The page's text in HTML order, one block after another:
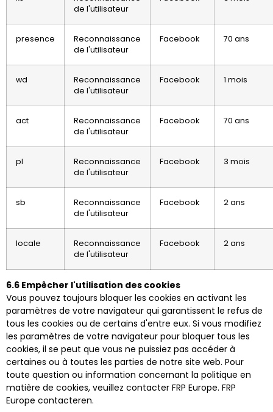
de l'utilisateur
presence
Reconnaissance
de l'utilisateur
Facebook 70 ans
wd
Reconnaissance
de l'utilisateur
Facebook 1 mois
act
Reconnaissance
de l'utilisateur
Facebook 70 ans
pl
Reconnaissance
de l'utilisateur
Facebook 3 mois
sb
Reconnaissance
de l'utilisateur
Facebook 2 ans
locale
Reconnaissance
de l'utilisateur
Facebook 2 ans
6.6 Empêcher l'utilisation des cookies
Vous pouvez toujours bloquer les cookies en activant les
paramètres de votre navigateur qui garantissent le refus de
tous les cookies ou de certains d'entre eux. Si vous modifiez
les paramètres de votre navigateur pour bloquer tous les
cookies, il se peut que vous ne puissiez pas accéder à
certaines ou à toutes les parties de notre site web. Pour
toute question ou information concernant la politique en
matière de cookies, veuillez contacter FRP Europe. FRP
Europe contacteren.